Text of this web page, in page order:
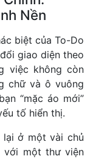
Nền
biệt của To-Do
giao diện theo
việc không còn
chữ và ô vuông
“mặc áo mới”
tố hiển thị.
lại ở một vài chủ
với một thư viện